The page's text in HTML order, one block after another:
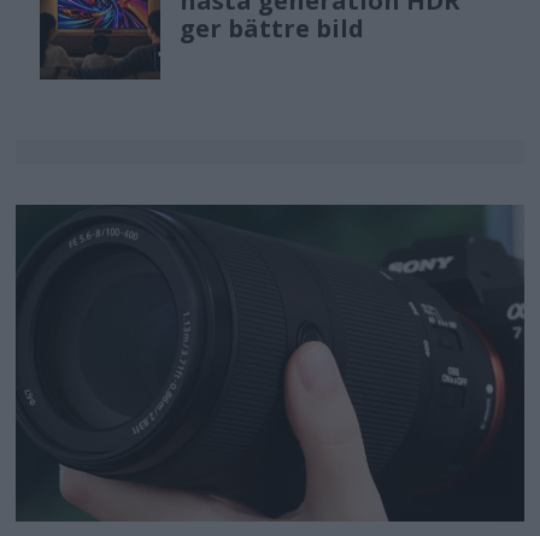
ger bättre bild